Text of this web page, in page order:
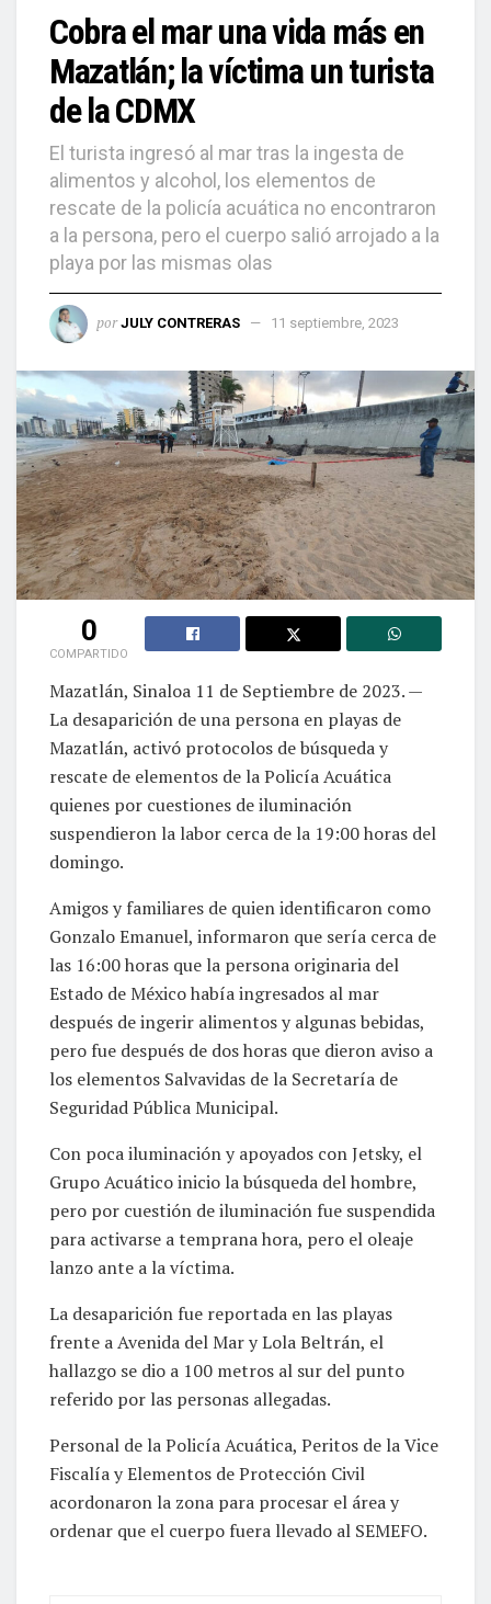
Cobra el mar una vida más en
Mazatlán; la víctima un turista
de la CDMX
El turista ingresó al mar tras la ingesta de
alimentos y alcohol, los elementos de
rescate de la policía acuática no encontraron
a la persona, pero el cuerpo salió arrojado a la
playa por las mismas olas
por JULY CONTRERAS 11 septiembre, 2023
0
COMPARTIDO
Mazatlán, Sinaloa 11 de Septiembre de 2023. —
La desaparición de una persona en playas de
Mazatlán, activó protocolos de búsqueda y
rescate de elementos de la Policía Acuática
quienes por cuestiones de iluminación
suspendieron la labor cerca de la 19:00 horas del
domingo.
Amigos y familiares de quien identificaron como
Gonzalo Emanuel, informaron que sería cerca de
las 16:00 horas que la persona originaria del
Estado de México había ingresados al mar
después de ingerir alimentos y algunas bebidas,
pero fue después de dos horas que dieron aviso a
los elementos Salvavidas de la Secretaría de
Seguridad Pública Municipal.
Con poca iluminación y apoyados con Jetsky, el
Grupo Acuático inicio la búsqueda del hombre,
pero por cuestión de iluminación fue suspendida
para activarse a temprana hora, pero el oleaje
lanzo ante a la víctima.
La desaparición fue reportada en las playas
frente a Avenida del Mar y Lola Beltrán, el
hallazgo se dio a 100 metros al sur del punto
referido por las personas allegadas.
Personal de la Policía Acuática, Peritos de la Vice
Fiscalía y Elementos de Protección Civil
acordonaron la zona para procesar el área y
ordenar que el cuerpo fuera llevado al SEMEFO.